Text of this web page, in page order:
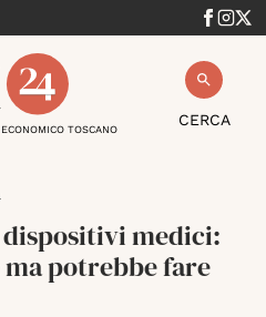
CERCA
TOSCANO
medici:
ma potrebbe fare